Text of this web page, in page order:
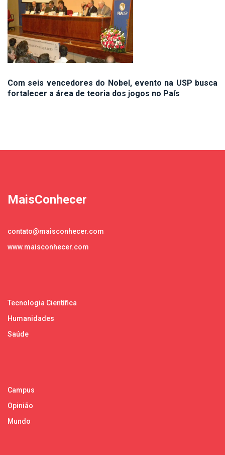
Com seis vencedores do Nobel, evento na USP busca
fortalecer a área de teoria dos jogos no País
MaisConhecer
contato@maisconhecer.com
www.maisconhecer.com
Tecnologia Científica
Humanidades
Saúde
Campus
Opinião
Mundo